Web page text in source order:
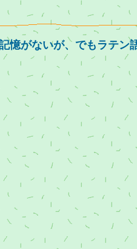
憶がないが、でもラテ